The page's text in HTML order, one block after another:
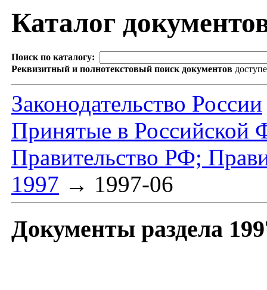
Каталог
Поиск по каталогу:
Реквизитный и полнотекстовый поиск документов
Законодательство России
Принятые в Российской
Правительство РФ;
1997 → 1997-06
Документы раздела